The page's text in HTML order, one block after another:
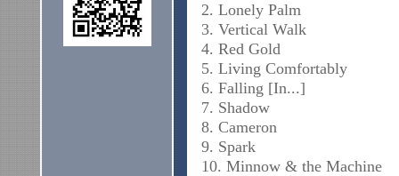
2. Lonely Palm
3. Vertical Walk
4. Red Gold
5. Living Comfortably
6. Falling [In...]
7. Shadow
8. Cameron
9. Spark
10. Minnow & the Machine